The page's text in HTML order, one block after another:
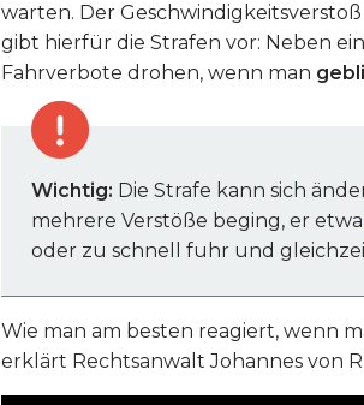
warten. Der
gibt hierfür die Strafen vor: Neben
Fahrverbote drohen, wenn man
Wichtig: Die Strafe kann sich
mehrere Verstöße beging, er etwa
oder zu schnell fuhr und
Wie man am besten reagiert, wenn
erklärt Rechtsanwalt Johannes von